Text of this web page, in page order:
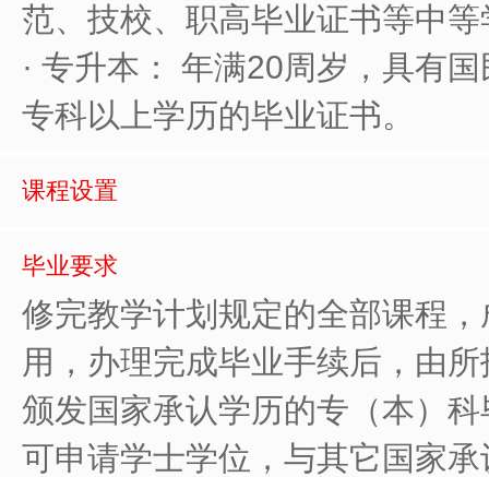
范、技校、职高毕业证书等中
· 专升本： 年满20周岁，具有
专科以上学历的毕业证书。
课程设置
毕业要求
修完教学计划规定的全部课程
用，办理完成毕业手续后，由
颁发国家承认学历的专（本）
可申请学士学位，与其它国家